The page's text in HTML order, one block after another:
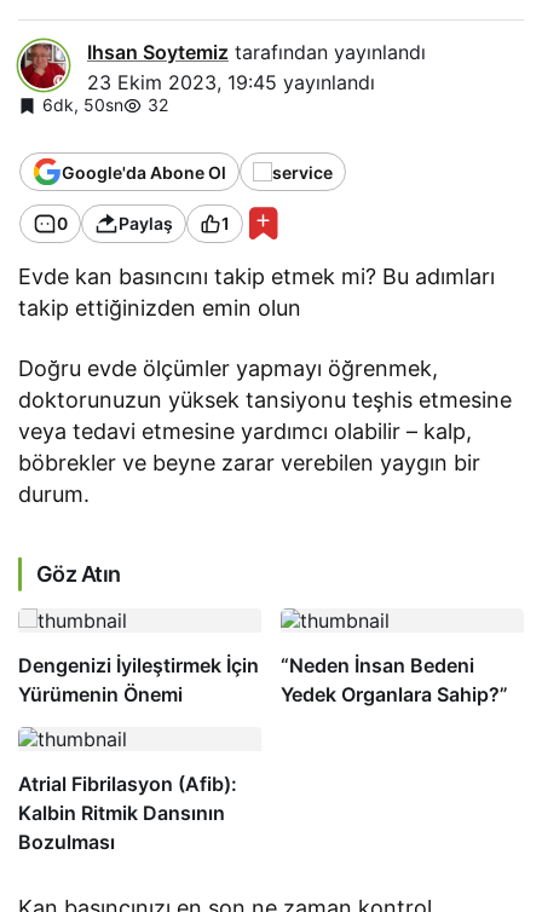
Ihsan Soytemiz tarafından yayınlandı
23 Ekim 2023, 19:45 yayınlandı
6dk, 50sn 32
Google'da Abone Ol
0 Paylaş 1
Evde kan basıncını takip etmek mi? Bu adımları
takip ettiğinizden emin olun
Doğru evde ölçümler yapmayı öğrenmek,
doktorunuzun yüksek tansiyonu teşhis etmesine
veya tedavi etmesine yardımcı olabilir – kalp,
böbrekler ve beyne zarar verebilen yaygın bir
durum.
Göz Atın
Dengenizi İyileştirmek İçin
Yürümenin Önemi
“Neden İnsan Bedeni
Yedek Organlara Sahip?”
Atrial Fibrilasyon (Afib):
Kalbin Ritmik Dansının
Bozulması